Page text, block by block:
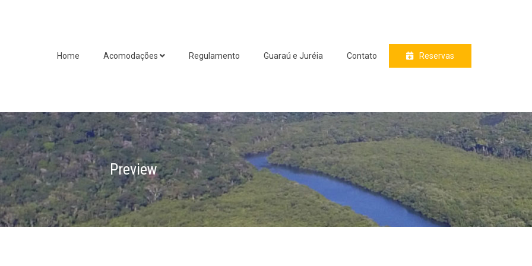
Home Acomodações Regulamento Guaraú e Juréia Contato Reservas
Preview